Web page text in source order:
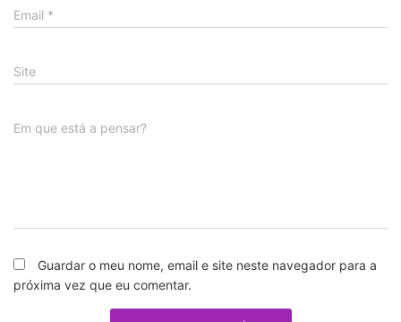
Email *
Site
Em que está a pensar?
Guardar o meu nome, email e site neste navegador para a
próxima vez que eu comentar.